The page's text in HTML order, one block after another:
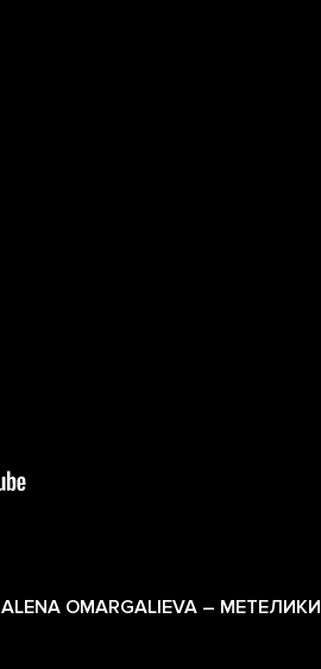
ALENA OMARGALIEVA – МЕТЕЛИКИ